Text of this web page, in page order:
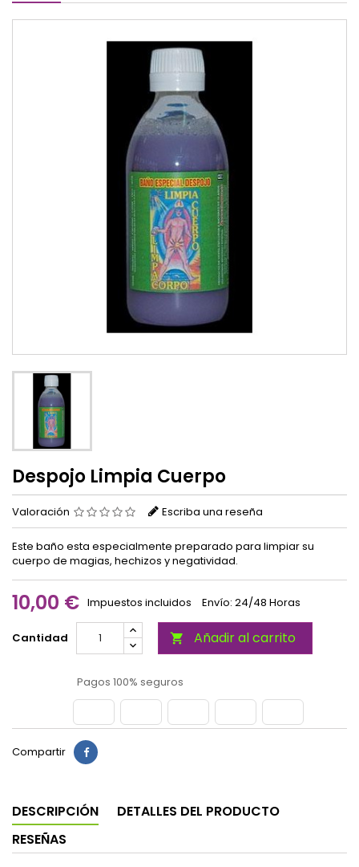
Despojo Limpia Cuerpo
Valoración Escriba una reseña
Este baño esta especialmente preparado para limpiar su
cuerpo de magias, hechizos y negatividad.
10,00 € Impuestos incluidos Envío: 24/48 Horas
Cantidad  Añadir al carrito
Pagos 100% seguros
Compartir
DESCRIPCIÓN
DETALLES DEL PRODUCTO
RESEÑAS